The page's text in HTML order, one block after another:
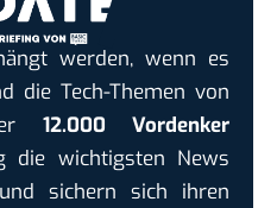
werden, wenn es
die Tech-Themen von
12.000 Vordenker
die wichtigsten News
sichern sich ihren